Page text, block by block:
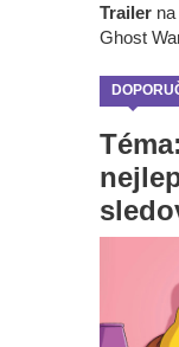
Trailer
Ghost